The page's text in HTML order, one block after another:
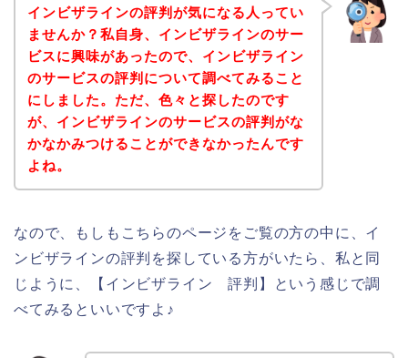
インビザラインの評判が気になる人ってい
ませんか？私自身、インビザラインのサー
ビスに興味があったので、インビザライン
のサービスの評判について調べてみること
にしました。ただ、色々と探したのです
が、インビザラインのサービスの評判がな
かなかみつけることができなかったんです
よね。
なので、もしもこちらのページをご覧の方の中に、イ
ンビザラインの評判を探している方がいたら、私と同
じように、【インビザライン 評判】という感じで調
べてみるといいですよ♪